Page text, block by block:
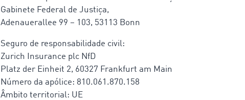
Gabinete Federal de Justiça,
Adenauerallee 99 – 103, 53113 Bonn
Seguro de responsabilidade civil:
Zurich Insurance plc NfD
Platz der Einheit 2, 60327 Frankfurt am Main
Número da apólice: 810.061.870.158
Âmbito territorial: UE